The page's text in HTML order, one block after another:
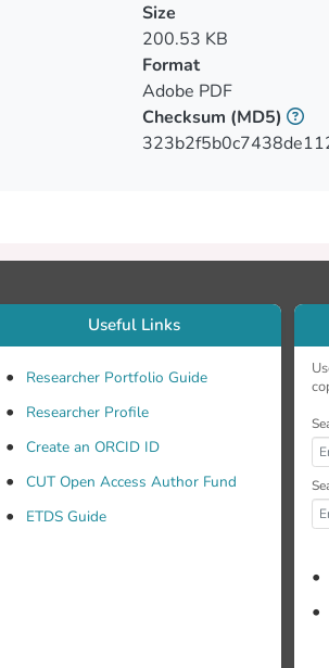
Size
200.53 KB
Format
Adobe PDF
Checksum (MD5)
Useful Links
Researcher Portfolio Guide
Researcher Profile
Create an ORCID ID
CUT Open Access Author Fund
ETDS Guide